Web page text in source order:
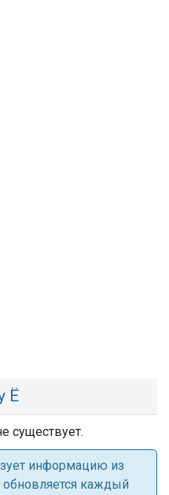
Ё
существует.
информацию из
каждый